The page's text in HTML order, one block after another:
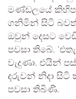
මණ්ඩලයේ කිහිප
ගනිමින් සිටි බවත්,
ඔවුන් දෙසට
පවසා තිබේ.
වැදුණා. එයින්
දරුවන් නිදා සිටි
පවසා තිබිණි.